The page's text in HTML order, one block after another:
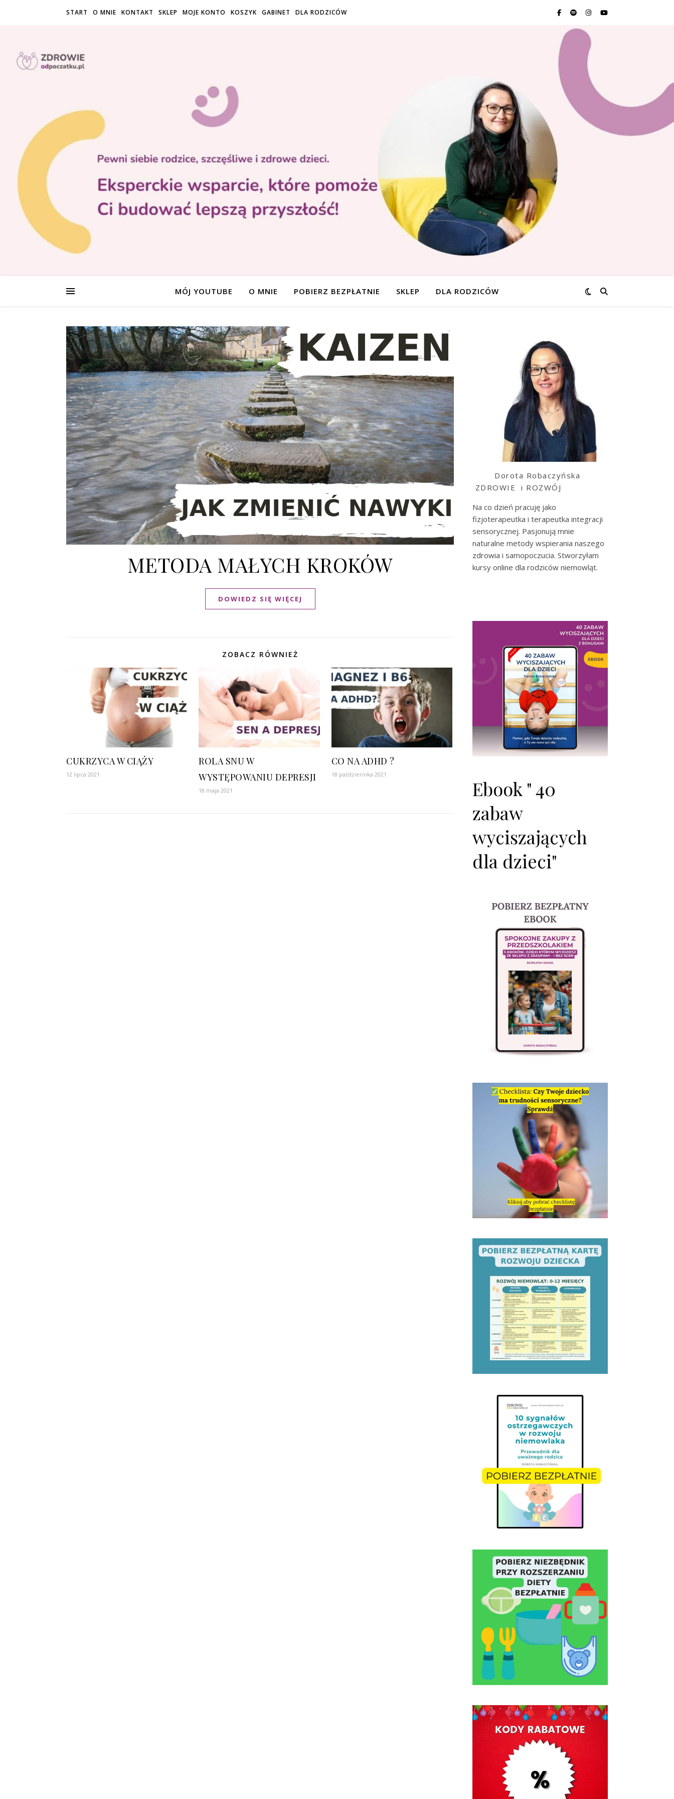
START O MNIE KONTAKT SKLEP MOJE KONTO KOSZYK GABINET DLA RODZICÓW
MÓJ YOUTUBE O MNIE POBIERZ BEZPŁATNIE SKLEP DLA RODZICÓW
METODA MAŁYCH KROKÓW
DOWIEDZ SIĘ WIĘCEJ
ZOBACZ RÓWNIEŻ
CUKRZYCA W CIĄŻY
12 lipca 2021
ROLA SNU W
WYSTĘPOWANIU DEPRESJI
18 maja 2021
CO NA ADHD ?
18 października 2021
Dorota Robaczyńska
ZDROWIE i ROZWÓJ
Na co dzień pracuję jako
fizjoterapeutka i terapeutka integracji
sensorycznej. Pasjonują mnie
naturalne metody wspierania naszego
zdrowia i samopoczucia. Stworzyłam
kursy online dla rodziców niemowląt.
Ebook " 40
zabaw
wyciszających
dla dzieci"